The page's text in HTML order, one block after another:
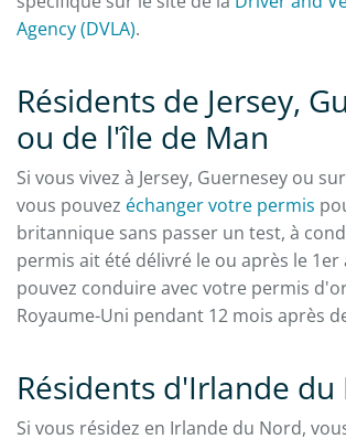
Agency (DVLA).
Résidents de Jersey,
ou de l'île de Man
Si vous vivez à Jersey, Guernesey ou
vous pouvez échanger votre permis
britannique sans passer un test, à
permis ait été délivré le ou après le 1er
pouvez conduire avec votre permis
Royaume-Uni pendant 12 mois après
Résidents d'Irlande du
Si vous résidez en Irlande du Nord,